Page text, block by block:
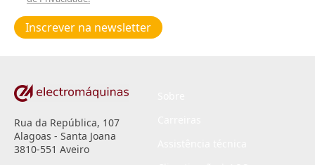
de
privacidade
Inscrever na newsletter
Rua da República, 107
Alagoas - Santa Joana
3810-551 Aveiro